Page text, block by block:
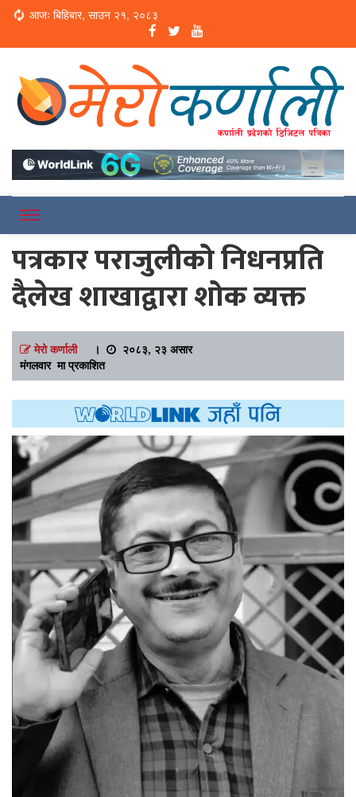
Loading...
आजः बिहिबार, साउन २१, २०८३
Merokarnali
पत्रकार पराजुलीको निधनप्रति
दैलेख शाखाद्वारा शोक व्यक्त
मेरो कर्णाली।
२०८३, २३ असार
मंगलवार मा प्रकाशित